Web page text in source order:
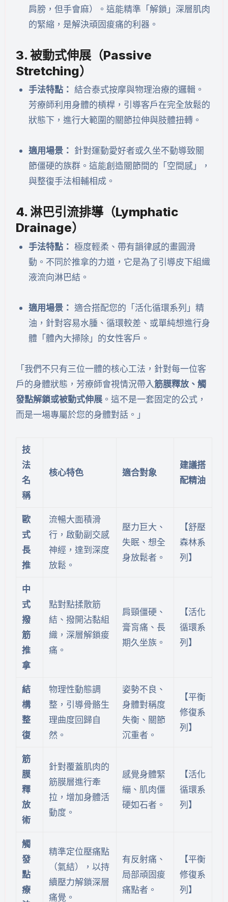
肩膀，但手會麻）。這能精準「解鎖」深層肌肉
的緊縮，是解決頑固痠痛的利器。
3. 被動式伸展（Passive
Stretching）
手法特點： 結合泰式按摩與物理治療的邏輯。
芳療師利用身體的槓桿，引導客戶在完全放鬆的
狀態下，進行大範圍的關節拉伸與肢體扭轉。
適用場景： 針對運動愛好者或久坐不動導致關
節僵硬的族群。這能創造關節間的「空間感」，
與整復手法相輔相成。
4. 淋巴引流排導（Lymphatic
Drainage）
手法特點： 極度輕柔、帶有韻律感的畫圓滑
動。不同於推拿的力道，它是為了引導皮下組織
液流向淋巴結。
適用場景： 適合搭配您的「活化循環系列」精
油，針對容易水腫、循環較差、或單純想進行身
體「體內大掃除」的女性客戶。
「我們不只有三位一體的核心工法，針對每一位客
戶的身體狀態，芳療師會視情況帶入筋膜釋放、觸
發點解鎖或被動式伸展。這不是一套固定的公式，
而是一場專屬於您的身體對話。」
技
法
名
稱
核心特色 適合對象
建議搭
配精油
歐
式
長
推
流暢大面積滑
行，啟動副交感
神經，達到深度
放鬆。
壓力巨大、
失眠、想全
身放鬆者。
【舒壓
森林系
列】
中
式
撥
筋
推
拿
點對點揉散筋
結、撥開沾黏組
織，深層解鎖痠
痛。
肩頸僵硬、
膏肓痛、長
期久坐族。
【活化
循環系
列】
結
構
整
復
物理性動態調
整，引導骨骼生
理曲度回歸自
然。
姿勢不良、
身體對稱度
失衡、關節
沉重者。
【平衡
修復系
列】
筋
膜
釋
放
術
針對覆蓋肌肉的
筋膜層進行牽
拉，增加身體活
動度。
感覺身體緊
繃、肌肉僵
硬如石者。
【活化
循環系
列】
觸
發
點
療
精準定位壓痛點
（氣結），以持
續壓力解鎖深層
痛覺。
有反射痛、
局部頑固痠
痛點者。
【平衡
修復系
列】